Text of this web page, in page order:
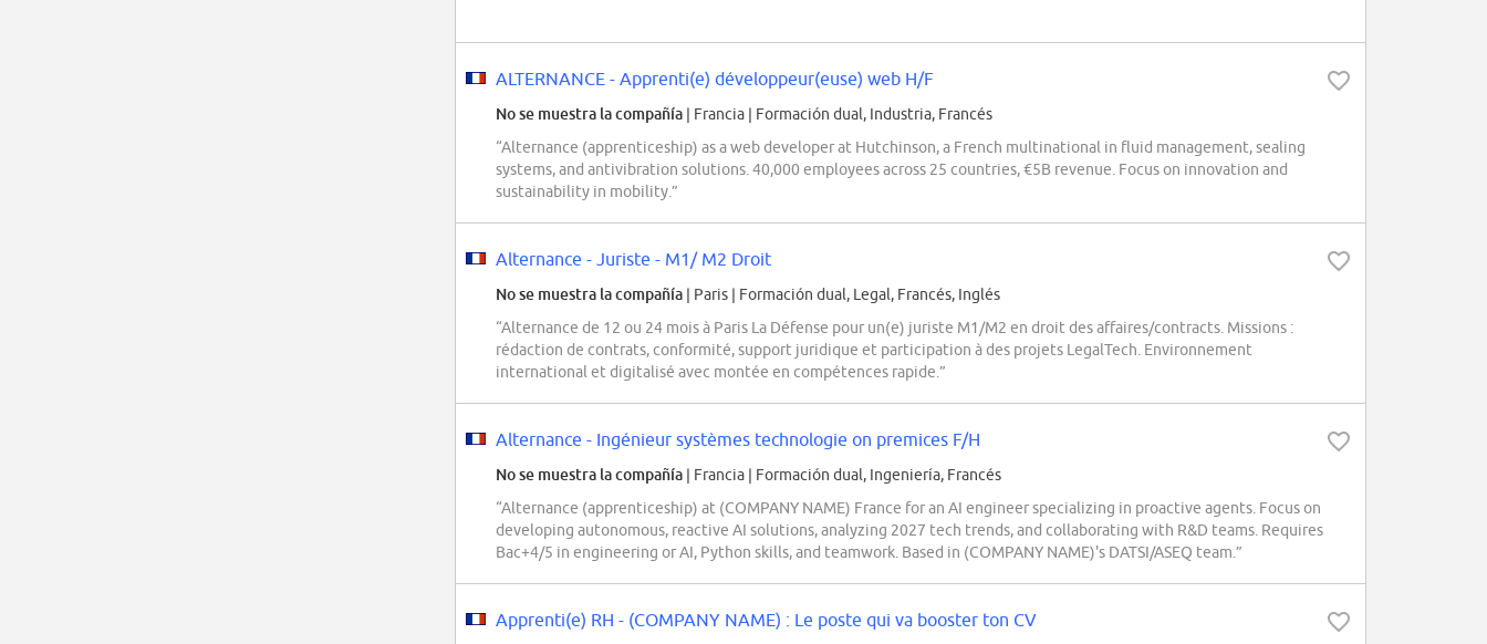
ALTERNANCE - Apprenti(e) développeur(euse) web H/F
No se muestra la compañía | Francia | Formación dual, Industria, Francés
“Alternance (apprenticeship) as a web developer at Hutchinson, a French multinational in fluid management, sealing
systems, and antivibration solutions. 40,000 employees across 25 countries, €5B revenue. Focus on innovation and
sustainability in mobility.”
Alternance - Juriste - M1/ M2 Droit
No se muestra la compañía | Paris | Formación dual, Legal, Francés, Inglés
“Alternance de 12 ou 24 mois à Paris La Défense pour un(e) juriste M1/M2 en droit des affaires/contracts. Missions :
rédaction de contrats, conformité, support juridique et participation à des projets LegalTech. Environnement
international et digitalisé avec montée en compétences rapide.”
Alternance - Ingénieur systèmes technologie on premices F/H
No se muestra la compañía | Francia | Formación dual, Ingeniería, Francés
“Alternance (apprenticeship) at (COMPANY NAME) France for an AI engineer specializing in proactive agents. Focus on
developing autonomous, reactive AI solutions, analyzing 2027 tech trends, and collaborating with R&D teams. Requires
Bac+4/5 in engineering or AI, Python skills, and teamwork. Based in (COMPANY NAME)'s DATSI/ASEQ team.”
Apprenti(e) RH - (COMPANY NAME) : Le poste qui va booster ton CV